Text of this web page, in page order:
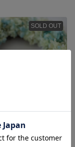
SOLD OUT